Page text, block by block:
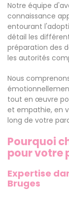
Notre équipe
connaissance
entourant
détail les
préparation des
les autorités
Nous
tout en œuvre
et empathie, en
long de votre
Pourquoi
pour votre
Expertise
Bruges